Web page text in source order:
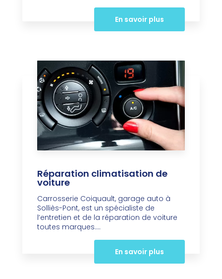
En savoir plus
Réparation climatisation de
voiture
Carrosserie Coiquault, garage auto à
Solliès-Pont, est un spécialiste de
l’entretien et de la réparation de voiture
toutes marques....
En savoir plus